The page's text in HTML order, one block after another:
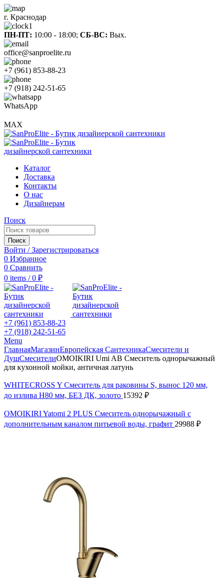
г. Краснодар
ПН-ПТ: 10:00 - 18:00; СБ-ВС: Вых.
office@sanproelite.ru
+7 (961) 853-88-23
+7 (918) 242-51-65
WhatsApp
MAX
Каталог
Доставка
Контакты
О нас
Дизайнерам
Поиск
Поиск
Войти / Зарегистрироваться
0 Избранное
0 Сравнить
0 items / 0 ₽
+7 (961) 853-88-23
+7 (918) 242-51-65
Menu
ГлавнаяМагазинЕвропейская СантехникаСмесители и
ДушСмесителиOMOIKIRI Umi AB Смеситель однорычажный
для кухонной мойки, античная латунь
WHITECROSS Y Смеситель для раковины S, вынос 120 мм,
до излива H80 мм, БЕЗ ДК, золото 15392 ₽
OMOIKIRI Yatomi 2 PLUS Смеситель однорычажный с
дополнительным каналом питьевой воды, графит 29988 ₽